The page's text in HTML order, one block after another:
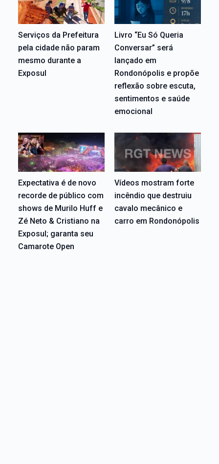
Serviços da Prefeitura
pela cidade não param
mesmo durante a
Exposul
Livro “Eu Só Queria
Conversar” será
lançado em
Rondonópolis e propõe
reflexão sobre escuta,
sentimentos e saúde
emocional
Expectativa é de novo
recorde de público com
shows de Murilo Huff e
Zé Neto & Cristiano na
Exposul; garanta seu
Camarote Open
Vídeos mostram forte
incêndio que destruiu
cavalo mecânico e
carro em Rondonópolis